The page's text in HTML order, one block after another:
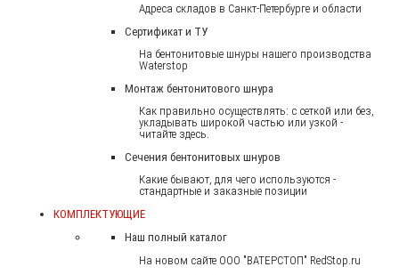
Адреса складов в Санкт-Петербурге и области
Сертификат и ТУ
На бентонитовые шнуры нашего производства
Waterstop
Монтаж бентонитового шнура
Как правильно осуществлять: с сеткой или без,
укладывать широкой частью или узкой -
читайте здесь.
Сечения бентонитовых шнуров
Какие бывают, для чего используются -
стандартные и заказные позиции
КОМПЛЕКТУЮЩИЕ
Наш полный каталог
На новом сайте ООО "ВАТЕРСТОП" RedStop.ru